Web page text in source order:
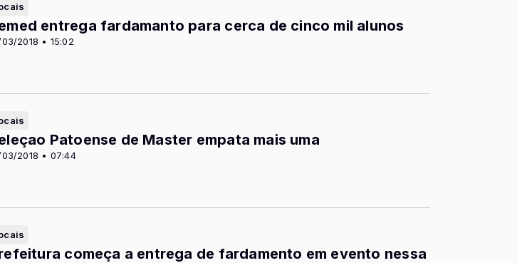
03/2018 • 15:02
entrega fardamanto para cerca de cinco mil alunos
03/2018 • 07:44
Patoense de Master empata mais uma
começa a entrega de fardamento em evento nessa